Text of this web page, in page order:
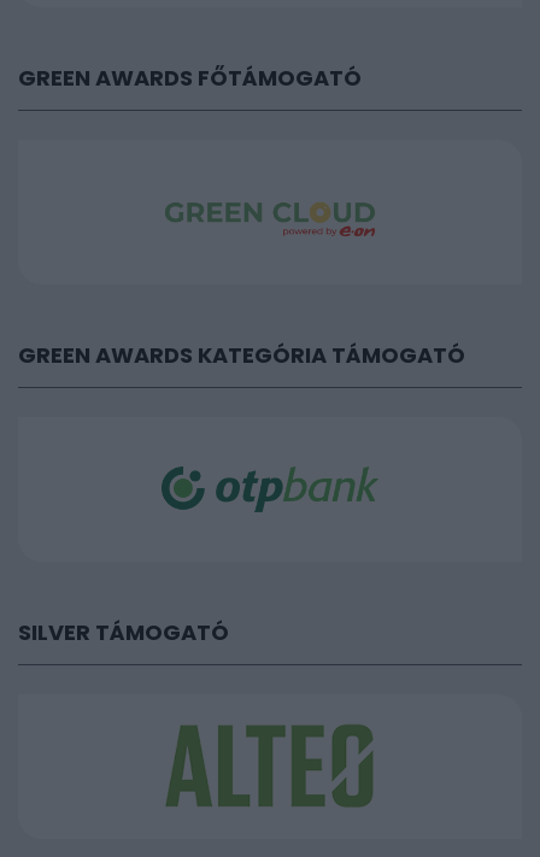
GREEN AWARDS FŐTÁMOGATÓ
GREEN AWARDS KATEGÓRIA TÁMOGATÓ
SILVER TÁMOGATÓ